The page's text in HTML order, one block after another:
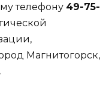
телефону 49-75-
Магнитогорск,